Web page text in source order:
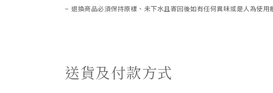
- 退換商品必須保持原樣、未下水且寄回後如有任何異味或是人為使用
送貨及付款方式